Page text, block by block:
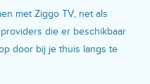
met Ziggo TV, net als
die er beschikbaar
door bij je thuis langs te